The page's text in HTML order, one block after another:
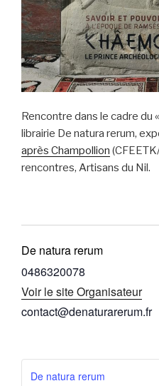
Rencontre dans le cadre du «
librairie De natura rerum,
après Champollion
rencontres, Artisans du Nil.
De natura rerum
0486320078
Voir le site Organisateur
contact@denaturarerum.fr
De natura rerum